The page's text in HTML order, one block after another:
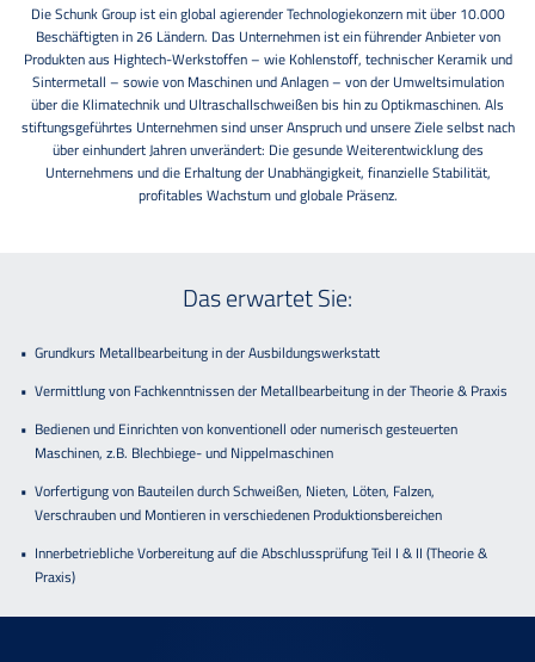
Die Schunk Group ist ein global agierender Technologiekonzern mit über 10.000
Beschäftigten in 26 Ländern. Das Unternehmen ist ein führender Anbieter von
Produkten aus Hightech-Werkstoffen – wie Kohlenstoff, technischer Keramik und
Sintermetall – sowie von Maschinen und Anlagen – von der Umweltsimulation
über die Klimatechnik und Ultraschallschweißen bis hin zu Optikmaschinen. Als
stiftungsgeführtes Unternehmen sind unser Anspruch und unsere Ziele selbst nach
über einhundert Jahren unverändert: Die gesunde Weiterentwicklung des
Unternehmens und die Erhaltung der Unabhängigkeit, finanzielle Stabilität,
profitables Wachstum und globale Präsenz.
Das erwartet Sie:
Grundkurs Metallbearbeitung in der Ausbildungswerkstatt
Vermittlung von Fachkenntnissen der Metallbearbeitung in der Theorie & Praxis
Bedienen und Einrichten von konventionell oder numerisch gesteuerten
Maschinen, z.B. Blechbiege- und Nippelmaschinen
Vorfertigung von Bauteilen durch Schweißen, Nieten, Löten, Falzen,
Verschrauben und Montieren in verschiedenen Produktionsbereichen
Innerbetriebliche Vorbereitung auf die Abschlussprüfung Teil I & II (Theorie &
Praxis)